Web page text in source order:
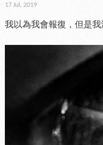
17 Jul, 2019
我以為我會報復，但是我